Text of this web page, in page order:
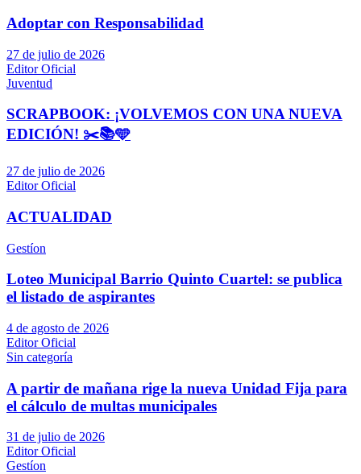
Adoptar con Responsabilidad
27 de julio de 2026
Editor Oficial
Juventud
SCRAPBOOK: ¡VOLVEMOS CON UNA NUEVA
EDICIÓN! ✂️📚🩵
27 de julio de 2026
Editor Oficial
ACTUALIDAD
Gestíon
Loteo Municipal Barrio Quinto Cuartel: se publica
el listado de aspirantes
4 de agosto de 2026
Editor Oficial
Sin categoría
A partir de mañana rige la nueva Unidad Fija para
el cálculo de multas municipales
31 de julio de 2026
Editor Oficial
Gestíon